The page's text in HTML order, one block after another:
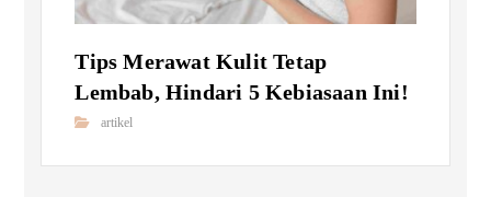
Tips Merawat Kulit Tetap
Lembab, Hindari 5 Kebiasaan Ini!
artikel